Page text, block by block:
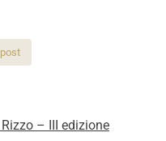
– III edizione